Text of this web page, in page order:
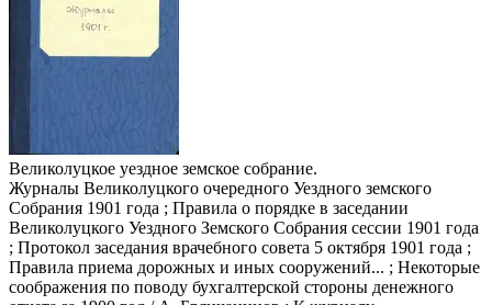
Великолуцкое уездное земское собрание.
Журналы Великолуцкого очередного Уездного земского
Собрания 1901 года ; Правила о порядке в заседании
Великолуцкого Уездного Земского Собрания сессии 1901 года
; Протокол заседания врачебного совета 5 октября 1901 года ;
Правила приема дорожных и иных сооружений... ; Некоторые
соображения по поводу бухгалтерской стороны денежного